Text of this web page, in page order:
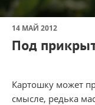
14 МАЙ 2012
Под
Картошку может
смысле, редька